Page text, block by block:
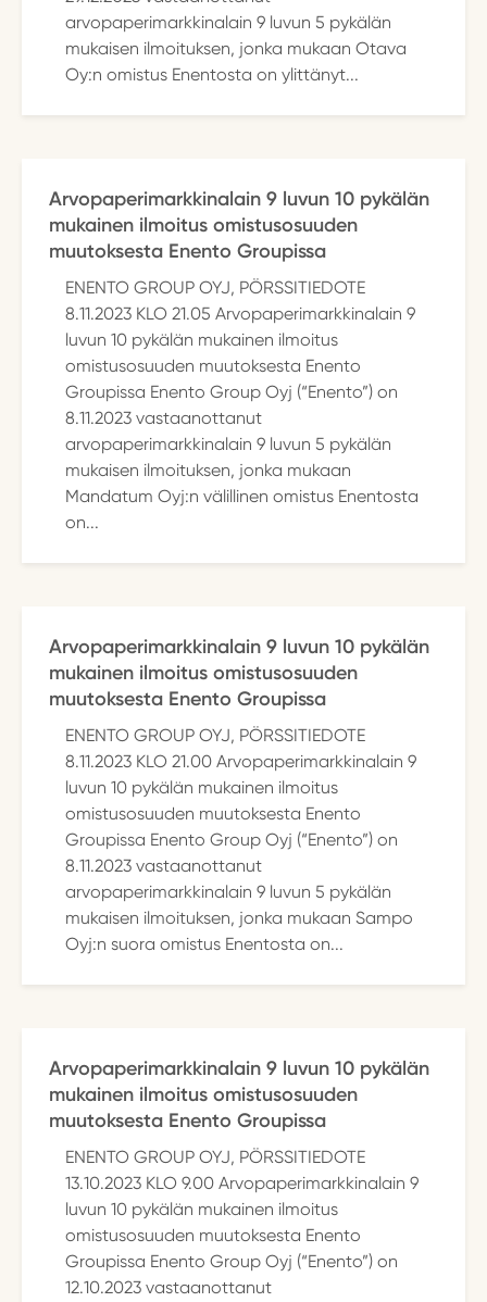
arvopaperimarkkinalain 9 luvun 5 pykälän
mukaisen ilmoituksen, jonka mukaan Otava
Oy:n omistus Enentosta on ylittänyt...
Arvopaperimarkkinalain 9 luvun 10 pykälän
mukainen ilmoitus omistusosuuden
muutoksesta Enento Groupissa
ENENTO GROUP OYJ, PÖRSSITIEDOTE
8.11.2023 KLO 21.05 Arvopaperimarkkinalain 9
luvun 10 pykälän mukainen ilmoitus
omistusosuuden muutoksesta Enento
Groupissa Enento Group Oyj (“Enento”) on
8.11.2023 vastaanottanut
arvopaperimarkkinalain 9 luvun 5 pykälän
mukaisen ilmoituksen, jonka mukaan
Mandatum Oyj:n välillinen omistus Enentosta
on...
Arvopaperimarkkinalain 9 luvun 10 pykälän
mukainen ilmoitus omistusosuuden
muutoksesta Enento Groupissa
ENENTO GROUP OYJ, PÖRSSITIEDOTE
8.11.2023 KLO 21.00 Arvopaperimarkkinalain 9
luvun 10 pykälän mukainen ilmoitus
omistusosuuden muutoksesta Enento
Groupissa Enento Group Oyj (“Enento”) on
8.11.2023 vastaanottanut
arvopaperimarkkinalain 9 luvun 5 pykälän
mukaisen ilmoituksen, jonka mukaan Sampo
Oyj:n suora omistus Enentosta on...
Arvopaperimarkkinalain 9 luvun 10 pykälän
mukainen ilmoitus omistusosuuden
muutoksesta Enento Groupissa
ENENTO GROUP OYJ, PÖRSSITIEDOTE
13.10.2023 KLO 9.00 Arvopaperimarkkinalain 9
luvun 10 pykälän mukainen ilmoitus
omistusosuuden muutoksesta Enento
Groupissa Enento Group Oyj (“Enento”) on
12.10.2023 vastaanottanut